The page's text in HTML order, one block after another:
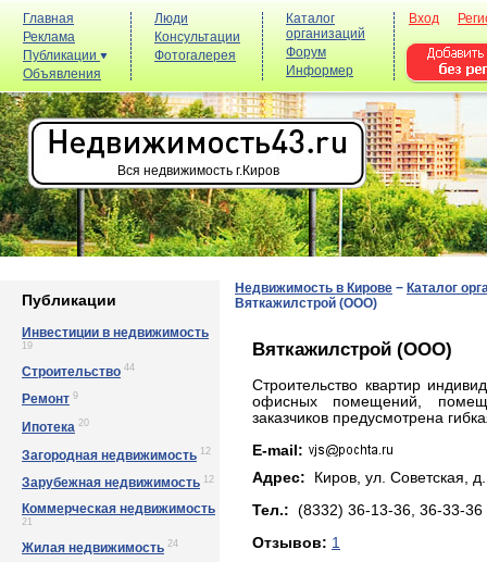
Главная
Реклама
Публикации
Объявления
Люди
Консультации
Фотогалерея
Каталог
организаций
Форум
Информер
Вход
Вся недвижимость г.Киров
Публикации
Инвестиции в недвижимость
19
Строительство 44
Ремонт 9
Ипотека 20
Загородная недвижимость 12
Зарубежная недвижимость 12
Коммерческая недвижимость
21
Жилая недвижимость 24
Недвижимость в Кирове − Каталог
Вяткажилстрой (ООО)
Вяткажилстрой (ООО)
Строительство квартир
офисных помещений,
заказчиков предусмотрена
E-mail:
Адрес: Киров, yл. Сoвeтcкaя,
Тел.: (8332) 36-13-36, 36-33-36
Отзывов: 1